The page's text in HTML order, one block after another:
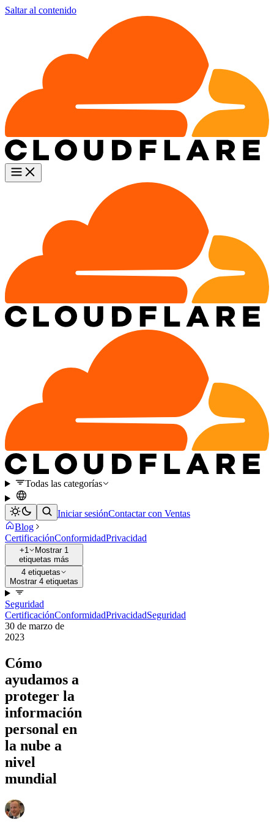
Saltar al contenido
Todas las categorías
Iniciar sesiónContactar con Ventas
Blog
CertificaciónConformidadPrivacidad
+1
Mostrar 1
etiquetas más
4 etiquetas
Mostrar 4 etiquetas
Seguridad
CertificaciónConformidadPrivacidadSeguridad
30 de marzo de
2023
Cómo
ayudamos a
proteger la
información
personal en
la nube a
nivel
mundial